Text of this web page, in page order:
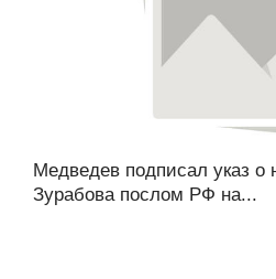
Медведев подписал указ о
Зурабова послом РФ на...